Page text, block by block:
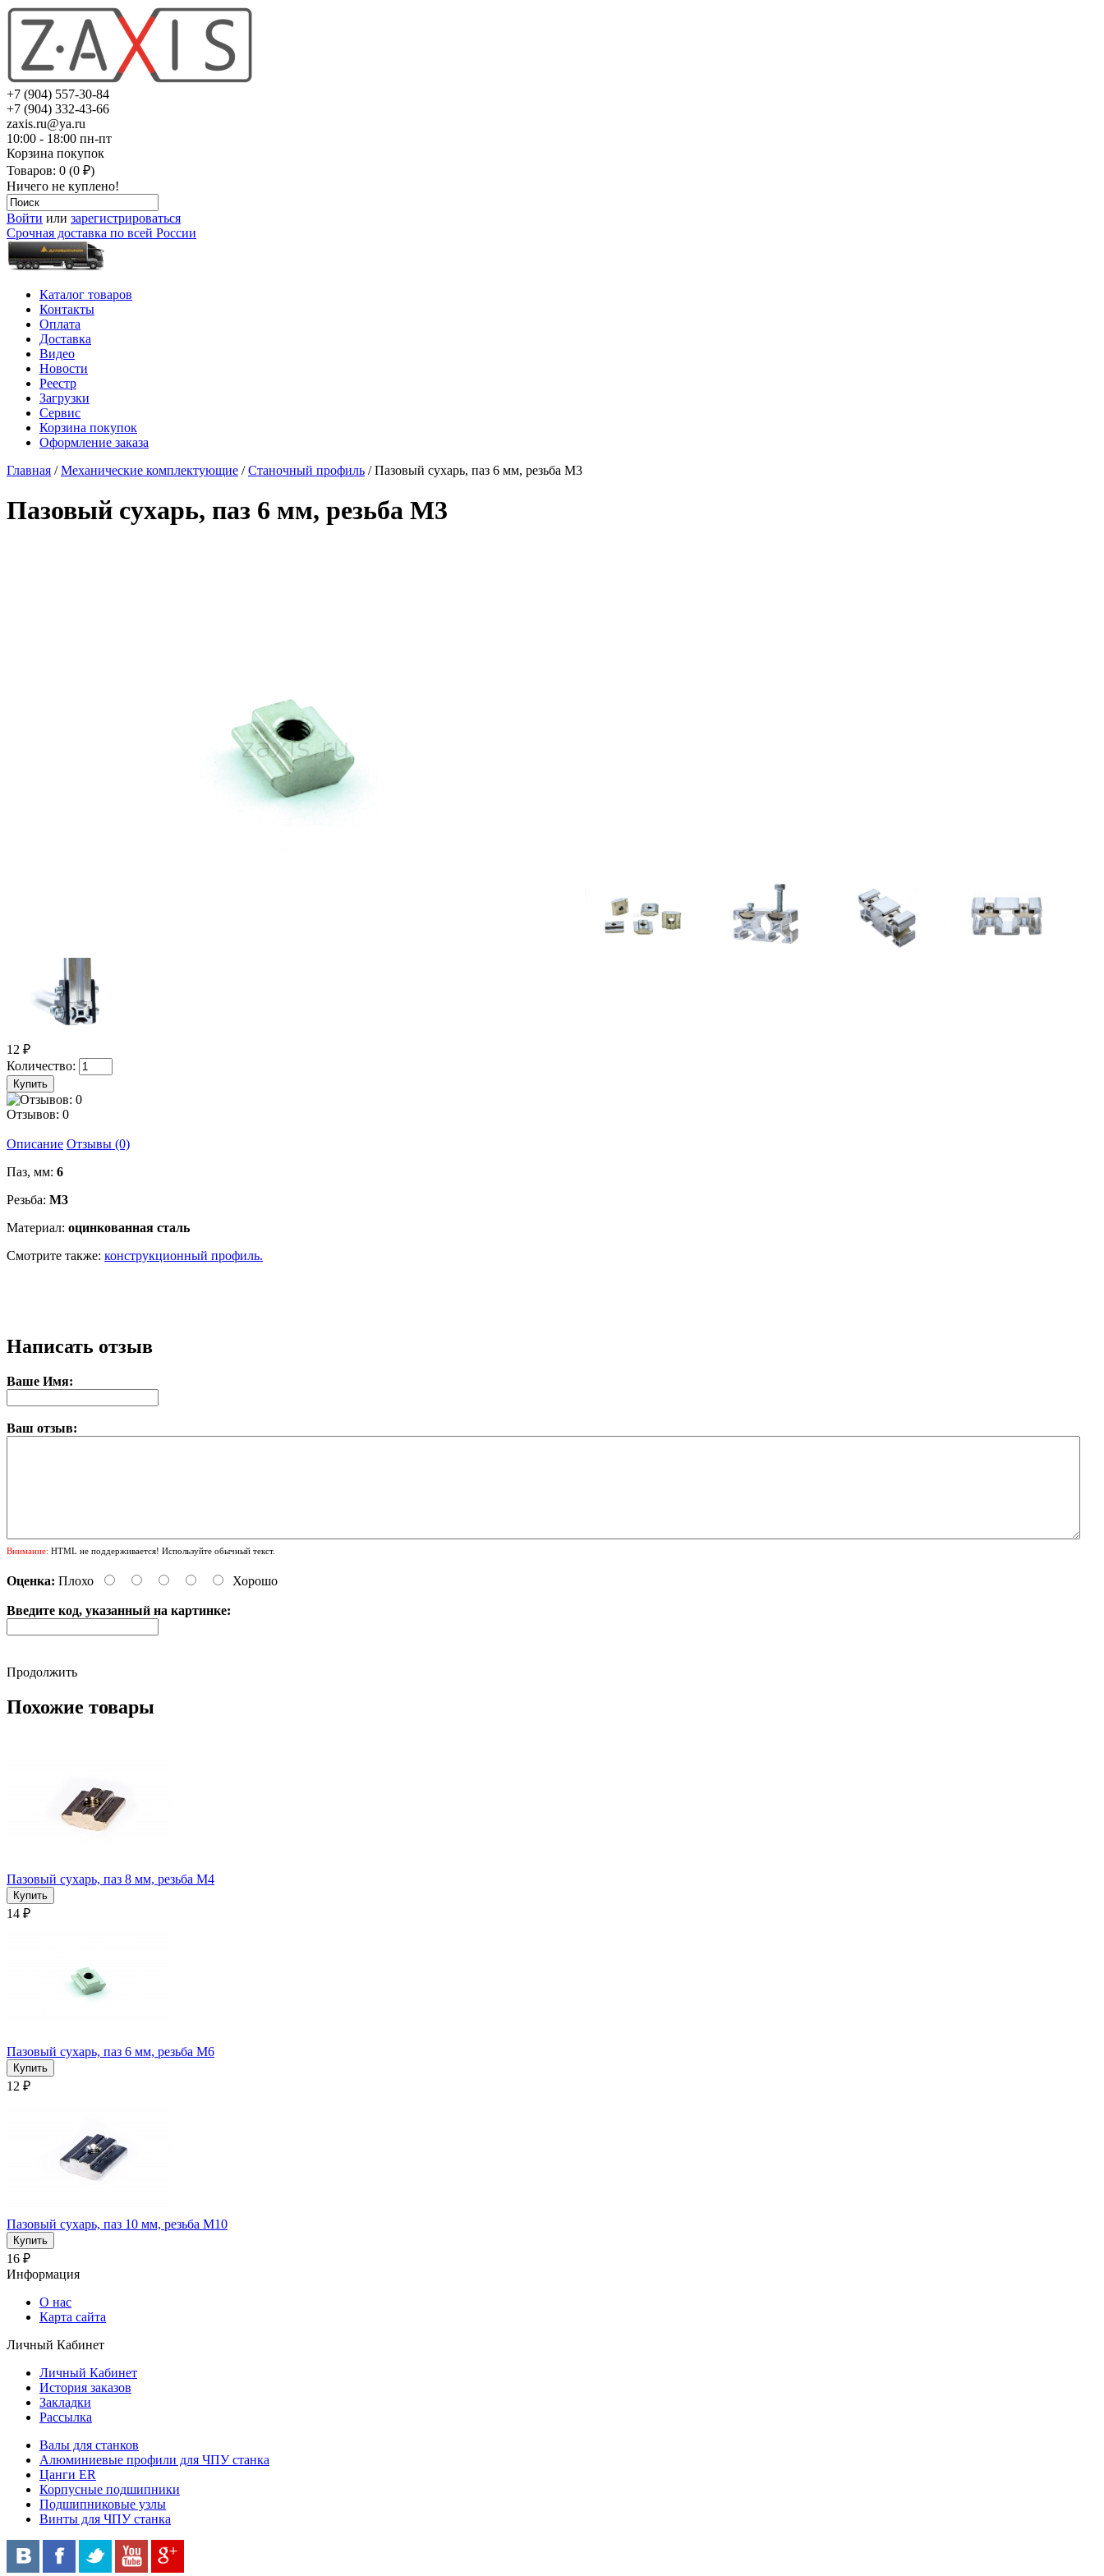
+7 (904) 557-30-84
+7 (904) 332-43-66
zaxis.ru@ya.ru
10:00 - 18:00 пн-пт
Корзина покупок
Товаров: 0 (0 ₽)
Ничего не куплено!
Войти или зарегистрироваться
Срочная доставка по всей России
Каталог товаров
Контакты
Оплата
Доставка
Видео
Новости
Реестр
Загрузки
Сервис
Корзина покупок
Оформление заказа
Главная /Механические комплектующие /Станочный профиль / Пазовый сухарь, паз 6 мм, резьба М3
Пазовый сухарь, паз 6 мм, резьба М3
12 ₽
Количество:
Отзывов: 0
Описание Отзывы (0)
Паз, мм: 6
Резьба: М3
Материал: оцинкованная сталь
Смотрите также: конструкционный профиль.
Написать отзыв
Ваше Имя:
Ваш отзыв:
Внимание: HTML не поддерживается! Используйте обычный текст.
Оценка: Плохо Хорошо
Введите код, указанный на картинке:
Продолжить
Похожие товары
Пазовый сухарь, паз 8 мм, резьба М4
14 ₽
Пазовый сухарь, паз 6 мм, резьба М6
12 ₽
Пазовый сухарь, паз 10 мм, резьба М10
16 ₽
Информация
О нас
Карта сайта
Личный Кабинет
Личный Кабинет
История заказов
Закладки
Рассылка
Валы для станков
Алюминиевые профили для ЧПУ станка
Цанги ER
Корпусные подшипники
Подшипниковые узлы
Винты для ЧПУ станка